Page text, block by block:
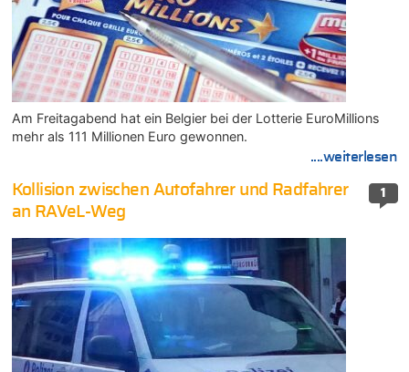
Am Freitagabend hat ein Belgier bei der Lotterie EuroMillions
mehr als 111 Millionen Euro gewonnen.
....weiterlesen
1
Kollision zwischen Autofahrer und Radfahrer
an RAVeL-Weg